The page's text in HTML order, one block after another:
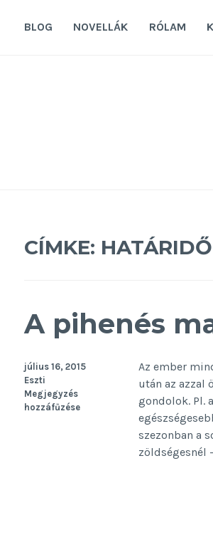
BLOG NOVELLÁK RÓLAM
CÍMKE:
A pihenés
Az ember
után az azzal
gondolok. Pl.
szezonban a
zöldségesnél
július 16, 2015
Eszti
Megjegyzés
hozzáfűzése